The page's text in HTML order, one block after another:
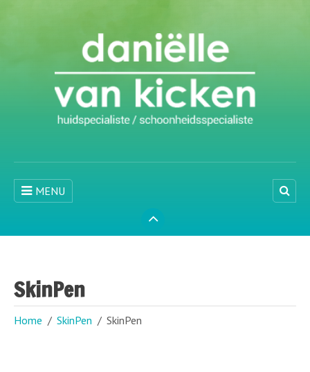
MENU
SkinPen
Home SkinPen SkinPen